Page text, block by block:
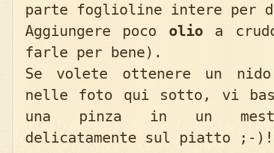
parte foglioline intere per
Aggiungere poco olioa
farle per bene).
Se volete ottenere un
nelle foto qui sotto, vi
una pinza in un
delicatamente sul piatto ;-)!